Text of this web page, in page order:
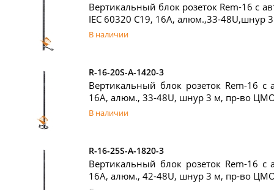
Вертикальный блок розеток Rem-16 с
IEC 60320 C19, 16A, алюм.,33-
В наличии
R-16-20S-A-1420-3
Вертикальный блок розеток Rem-16 с
16A, алюм., 33-48U, шнур 3 м, пр-во
В наличии
R-16-25S-A-1820-3
Вертикальный блок розеток Rem-16 с
16A, алюм., 42-48U, шнур 3 м, пр-во